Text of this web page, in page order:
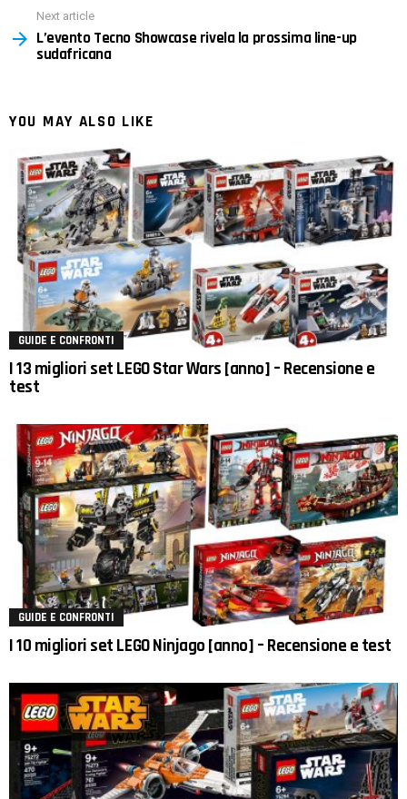
Next article
L’evento Tecno Showcase rivela la prossima line-up
sudafricana
YOU MAY ALSO LIKE
GUIDE E CONFRONTI
I 13 migliori set LEGO Star Wars [anno] – Recensione e
test
GUIDE E CONFRONTI
I 10 migliori set LEGO Ninjago [anno] – Recensione e test